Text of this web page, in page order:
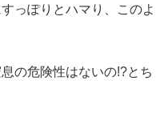
っぽりとハマり、このよ
の危険性はないの!?とち